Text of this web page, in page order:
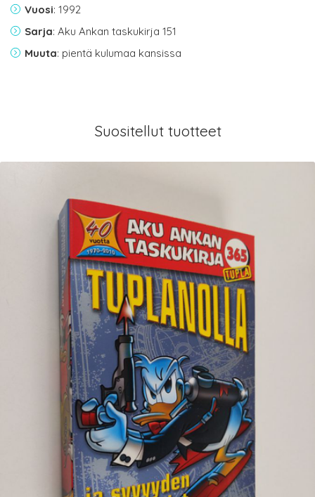
Vuosi: 1992
Sarja: Aku Ankan taskukirja 151
Muuta: pientä kulumaa kansissa
Suositellut tuotteet